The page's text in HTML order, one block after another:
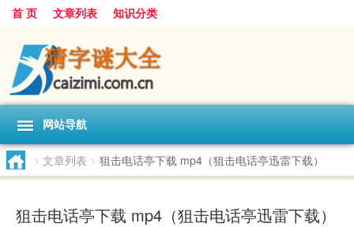
首 页 文章列表 知识分类
网站导航
> 文章列表 > 狙击电话亭下载 mp4（狙击电话亭迅雷下载）
狙击电话亭下载 mp4（狙击电话亭迅雷下载）